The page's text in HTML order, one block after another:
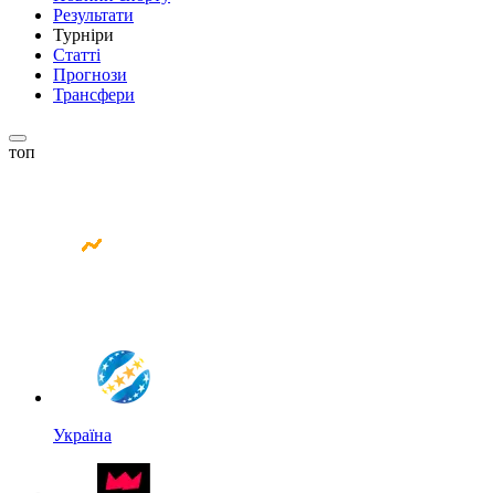
Результати
Турніри
Статті
Прогнози
Трансфери
топ
Україна